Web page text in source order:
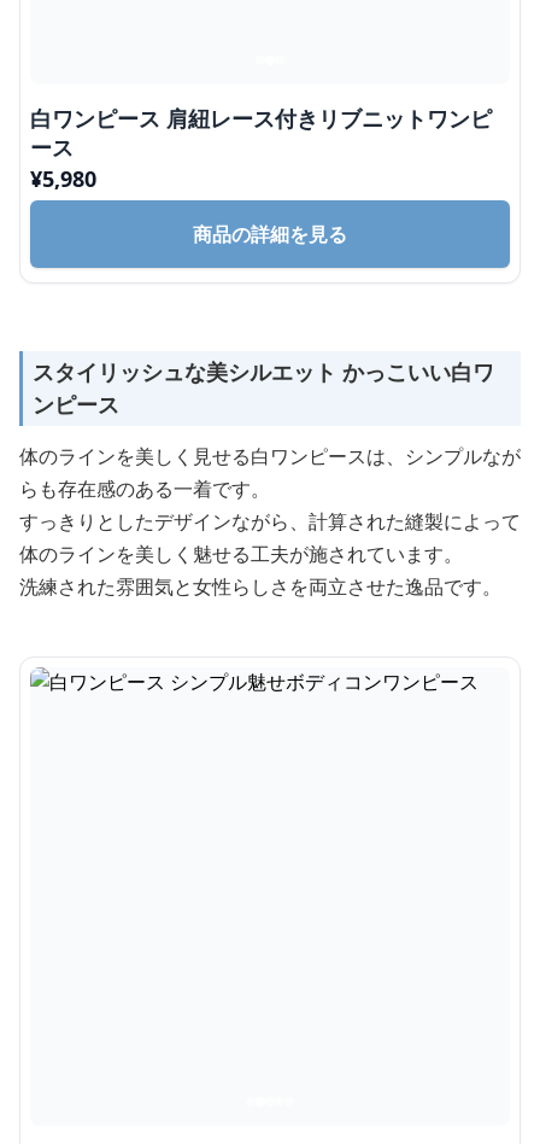
白ワンピース 肩紐レース付きリブニットワンピ
ース
¥5,980
商品の詳細を見る
スタイリッシュな美シルエット かっこいい白ワ
ンピース
体のラインを美しく見せる白ワンピースは、シンプルなが
らも存在感のある一着です。
すっきりとしたデザインながら、計算された縫製によって
体のラインを美しく魅せる工夫が施されています。
洗練された雰囲気と女性らしさを両立させた逸品です。